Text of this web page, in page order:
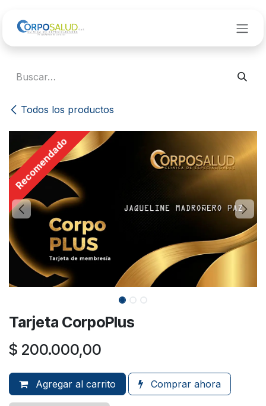
Todos los productos
Recomendado
Tarjeta CorpoPlus
$ 200.000,00
Agregar al carrito Comprar ahora